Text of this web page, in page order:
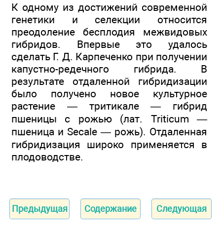
К одному из достижений современной
генетики и селекции относится
преодоление бесплодия межвидовых
гибридов. Впервые это удалось
сделать Г. Д. Карпеченко при получении
капустно-редечного гибрида. В
результате отдаленной гибридизации
было получено новое культурное
растение — тритикале — гибрид
пшеницы с рожью (лат. Triticum —
пшеница и Secale — рожь). Отдаленная
гибридизация широко применяется в
плодоводстве.
Предыдущая Содержание Следующая